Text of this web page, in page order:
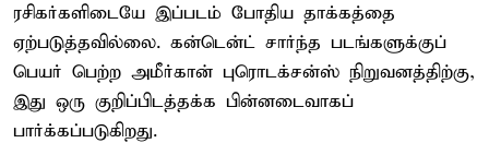
ரசிகர்களிடையே இப்படம் போதிய தாக்கத்தை
ஏற்படுத்தவில்லை. கன்டென்ட் சார்ந்த படங்களுக்குப்
பெயர் பெற்ற அமீர்கான் புரொடக்சன்ஸ் நிறுவனத்திற்கு,
இது ஒரு குறிப்பிடத்தக்க பின்னடைவாகப்
பார்க்கப்படுகிறது.